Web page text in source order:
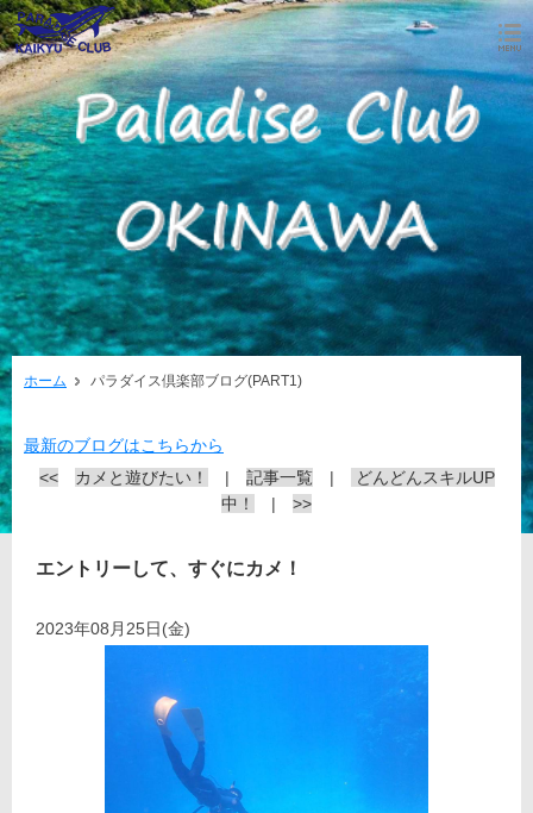
ホーム パラダイス倶楽部ブログ(PART1)
最新のブログはこちらから
<<
カメと遊びたい！ | 記事一覧|
どんどんスキルUP
中！
| >>
エントリーして、すぐにカメ！
2023年08月25日(金)